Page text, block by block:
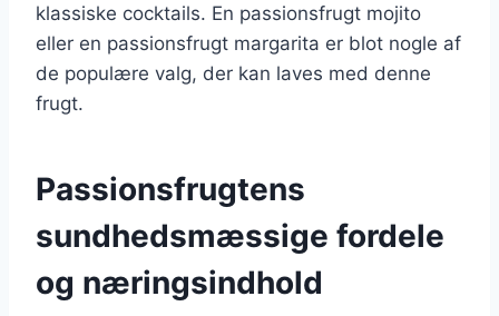
klassiske cocktails. En passionsfrugt mojito
eller en passionsfrugt margarita er blot nogle af
de populære valg, der kan laves med denne
frugt.
Passionsfrugtens
sundhedsmæssige fordele
og næringsindhold